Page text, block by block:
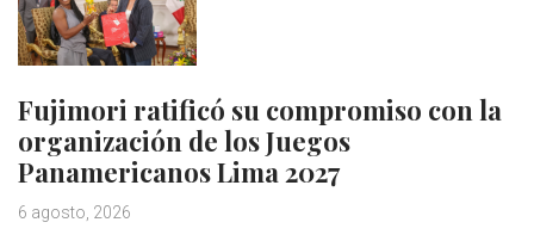
Fujimori ratificó su compromiso con la
organización de los Juegos
Panamericanos Lima 2027
6 agosto, 2026